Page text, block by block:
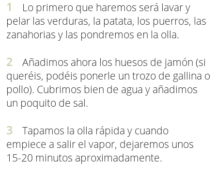
Lo primero que haremos será lavar y
pelar las verduras, la patata, los puerros, las
zanahorias y las pondremos en la olla.
Añadimos ahora los huesos de jamón (si
queréis, podéis ponerle un trozo de gallina o
pollo). Cubrimos bien de agua y añadimos
un poquito de sal.
Tapamos la olla rápida y cuando
empiece a salir el vapor, dejaremos unos
15-20 minutos aproximadamente.